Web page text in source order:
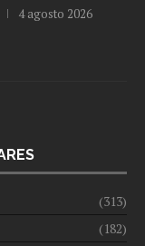
4 agosto 2026
(313)
(182)